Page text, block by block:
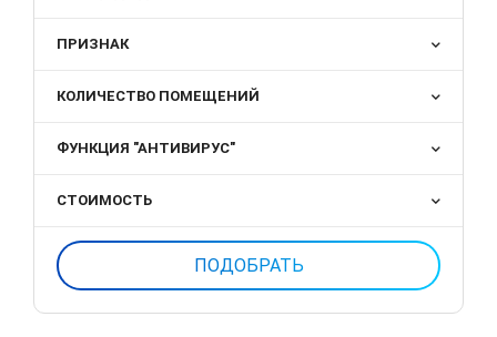
ПРИЗНАК
КОЛИЧЕСТВО ПОМЕЩЕНИЙ
ФУНКЦИЯ "АНТИВИРУС"
СТОИМОСТЬ